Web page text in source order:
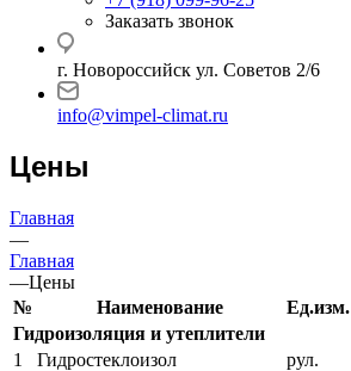
Заказать звонок
г. Новороссийск ул. Советов 2/6
info@vimpel-climat.ru
Цены
Главная
—
Главная
—Цены
№
Наименование Ед.изм.
Гидроизоляция и утеплители
1
Гидростеклоизол рул.